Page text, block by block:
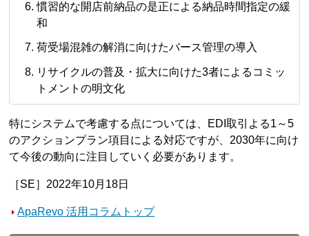
慣習的な開店前納品の是正による納品時間指定の緩
和
荷受場混雑の解消に向けたバース管理の導入
リサイクルの普及・拡大に向けた3者によるコミッ
トメントの明文化
特にシステムで考慮する点については、EDI取引よる1～5
のアクションプラン項目による対応ですが、2030年に向け
て今後の動向に注目していく必要があります。
［SE］2022年10月18日
ApaRevo 活用コラムトップ